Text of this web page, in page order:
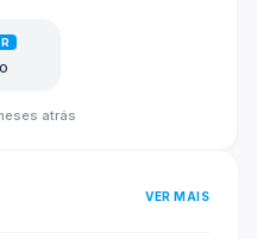
atrás
VER MAIS